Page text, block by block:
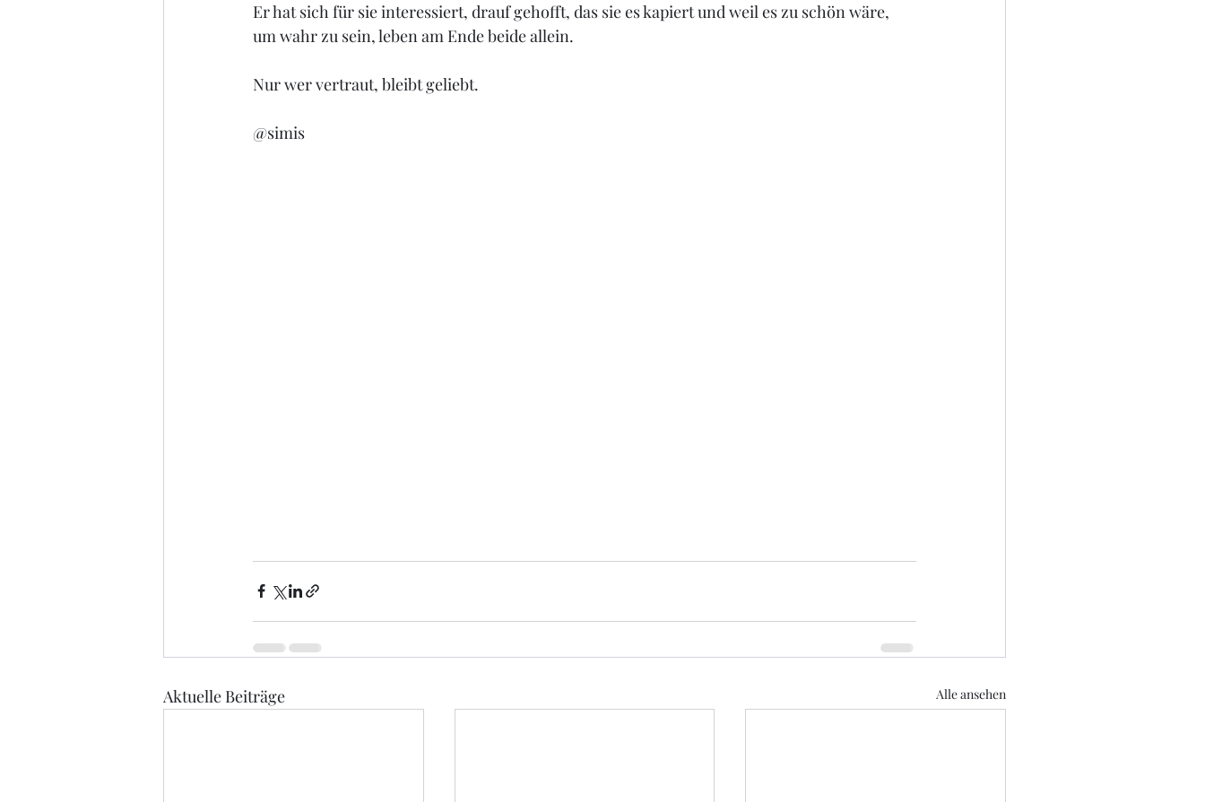
Er hat sich für sie interessiert, drauf gehofft, das sie es kapiert und weil es zu schön wäre,
um wahr zu sein, leben am Ende beide allein.
Nur wer vertraut, bleibt geliebt.
@simis
Aktuelle Beiträge Alle ansehen